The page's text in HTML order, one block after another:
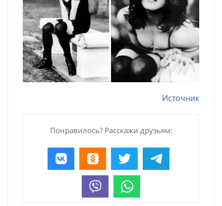
Источник
Понравилось? Расскажи друзьям: